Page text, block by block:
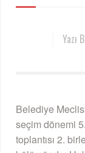
Yazı
Belediye
seçim dönemi
toplantısı 2.